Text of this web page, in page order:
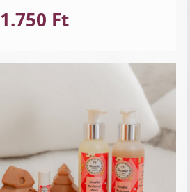
1.750 Ft